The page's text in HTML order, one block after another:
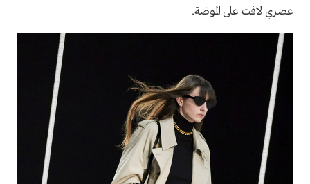
عصري لافت على الموضة.